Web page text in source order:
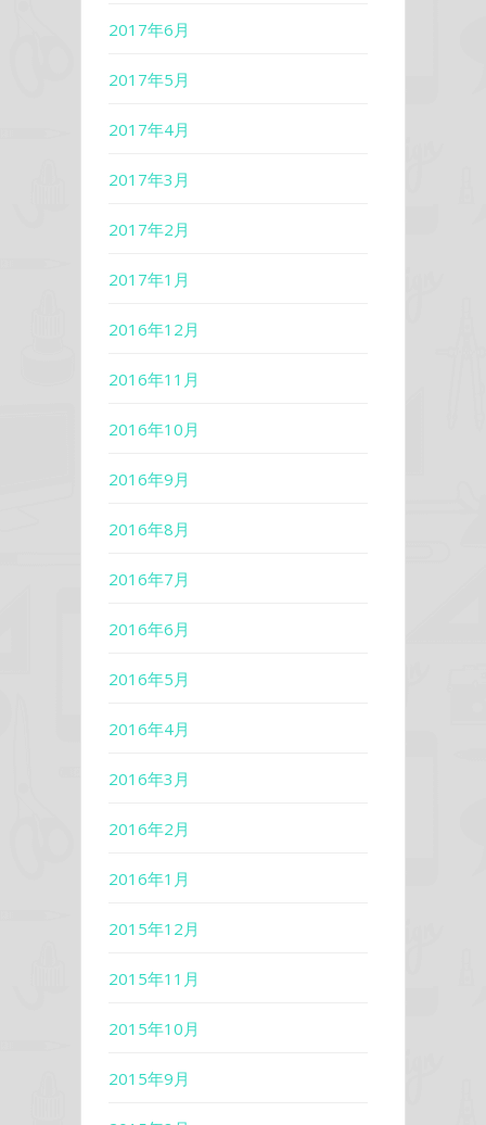
2017年6月
2017年5月
2017年4月
2017年3月
2017年2月
2017年1月
2016年12月
2016年11月
2016年10月
2016年9月
2016年8月
2016年7月
2016年6月
2016年5月
2016年4月
2016年3月
2016年2月
2016年1月
2015年12月
2015年11月
2015年10月
2015年9月